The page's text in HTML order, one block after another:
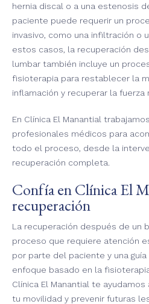
hernia discal o a una estenosis
paciente puede requerir un
invasivo, como una infiltración o
estos casos, la recuperación
lumbar también incluye un
fisioterapia para restablecer la
inflamación y recuperar la fuerza
En Clínica El Manantial
profesionales médicos para
todo el proceso, desde la
recuperación completa.
Confía en Clínica El
recuperación
La recuperación después de un
proceso que requiere atención
por parte del paciente y una
enfoque basado en la
Clínica El Manantial te
tu movilidad y prevenir futuras